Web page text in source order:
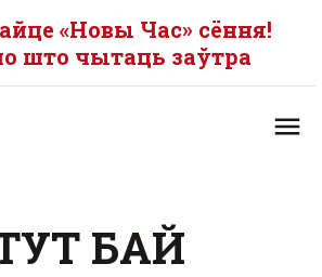
«Новы Час» сёння!
што чытаць заўтра
БАЙ